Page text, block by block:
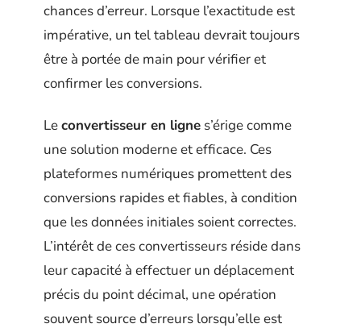
chances d’erreur. Lorsque l’exactitude est
impérative, un tel tableau devrait toujours
être à portée de main pour vérifier et
confirmer les conversions.
Leconvertisseur en ligne s’érige comme
une solution moderne et efficace. Ces
plateformes numériques promettent des
conversions rapides et fiables, à condition
que les données initiales soient correctes.
L’intérêt de ces convertisseurs réside dans
leur capacité à effectuer un déplacement
précis du point décimal, une opération
souvent source d’erreurs lorsqu’elle est